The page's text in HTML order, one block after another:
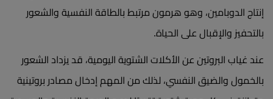
إنتاج الدوبامين، وهو هرمون مرتبط بالطاقة النفسية والشعور
بالتحفيز والإقبال على الحياة.
عند غياب البروتين عن الأكلات الشتوية اليومية، قد يزداد الشعور
بالخمول والضيق النفسي، لذلك من المهم إدخال مصادر بروتينية